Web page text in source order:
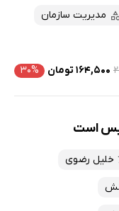
مدیریت سازمان
۱۶۴,۵۰۰ تومان ۳۰%
است
خلیل رضوی